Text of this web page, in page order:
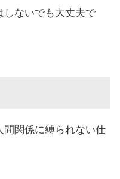
しないでも大丈夫で
間関係に縛られない仕